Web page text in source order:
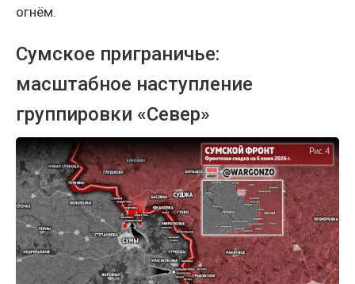
огнём.
Сумское приграничье:
масштабное наступление
группировки «Север»